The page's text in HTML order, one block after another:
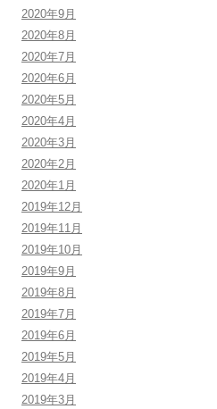
2020年9月
2020年8月
2020年7月
2020年6月
2020年5月
2020年4月
2020年3月
2020年2月
2020年1月
2019年12月
2019年11月
2019年10月
2019年9月
2019年8月
2019年7月
2019年6月
2019年5月
2019年4月
2019年3月